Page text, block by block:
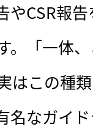
CSR報
。「一体
はこの種
名なガイ